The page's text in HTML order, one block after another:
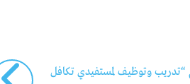
“تدريب وتوظيف لمستفيدي تكافل